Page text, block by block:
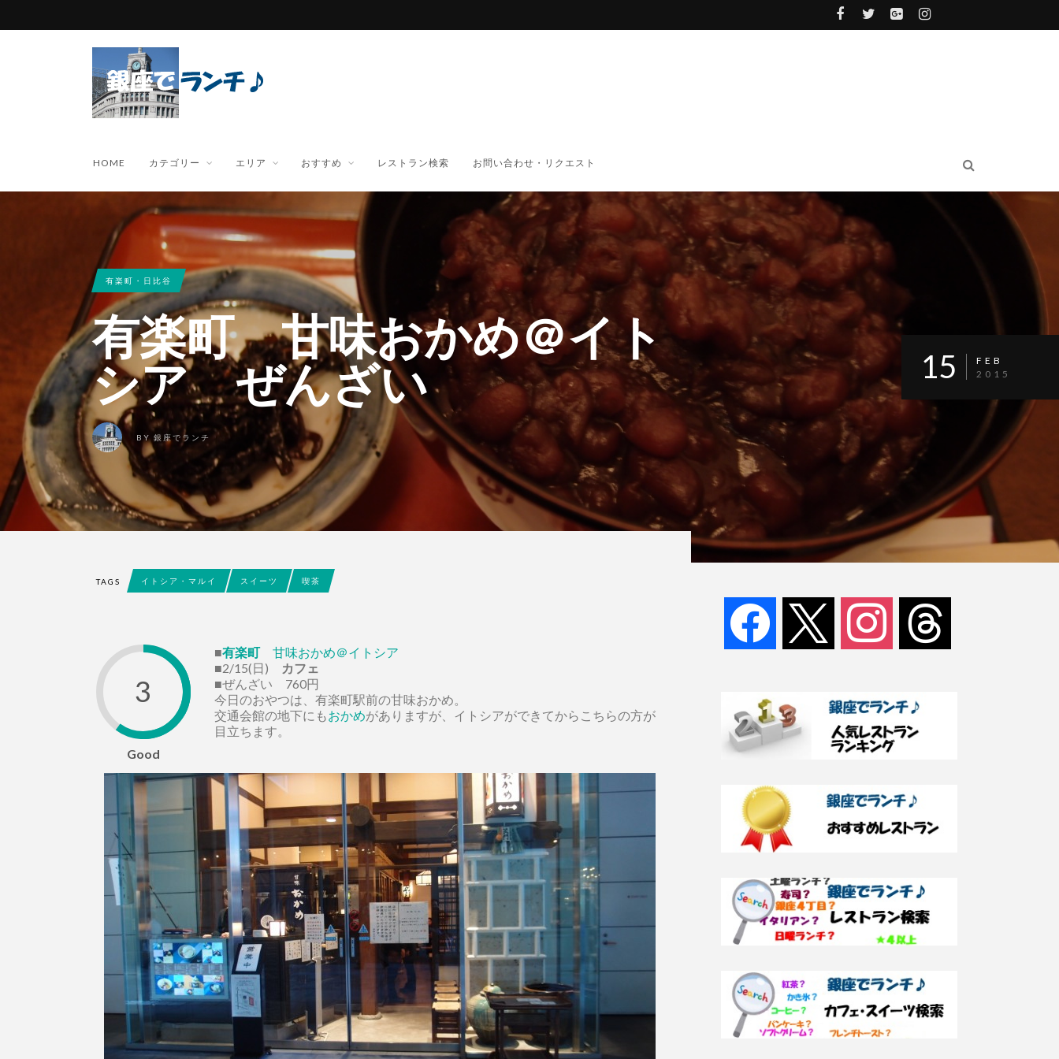
HOME カテゴリー エリア おすすめ レストラン検索 お問い合わせ・リクエスト
有楽町・日比谷
有楽町 甘味おかめ＠イト
シア ぜんざい
BY 銀座でランチ
15
FEB
2015
TAGS イトシア・マルイ スイーツ 喫茶
3
Good
■有楽町
甘味おかめ＠イトシア
■2/15(日)
カフェ
■ぜんざい 760円
今日のおやつは、有楽町駅前の甘味おかめ。
交通会館の地下にもおかめがありますが、イトシアができてからこちらの方が
目立ちます。
facebook instagram threads